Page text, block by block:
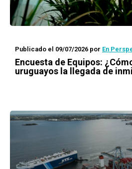
Publicado el 09/07/2026 por En
Encuesta de Equipos:
uruguayos la llegada de